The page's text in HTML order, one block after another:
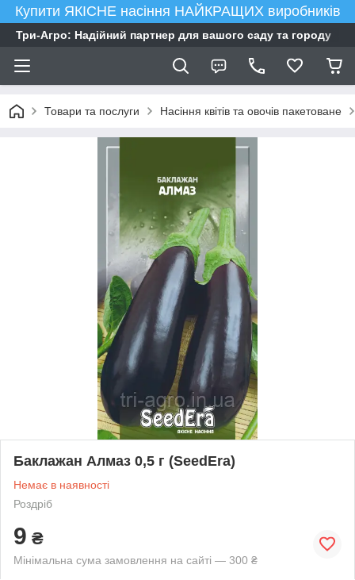
Купити ЯКІСНЕ насіння НАЙКРАЩИХ виробників
Три-Агро: Надійний партнер для вашого саду та городу
Товари та послуги Насіння квітів та овочів пакетоване
Баклажан Алмаз 0,5 г (SeedEra)
Немає в наявності
Роздріб
9 ₴
Мінімальна сума замовлення на сайті — 300 ₴